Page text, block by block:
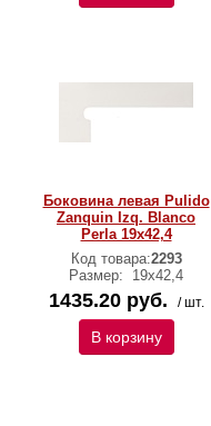
Боковина левая Pulido
Zanquin Izq. Blanco
Perla 19х42,4
Код товара:2293
Размер:
19х42,4
1435.20 руб. / шт.
В корзину